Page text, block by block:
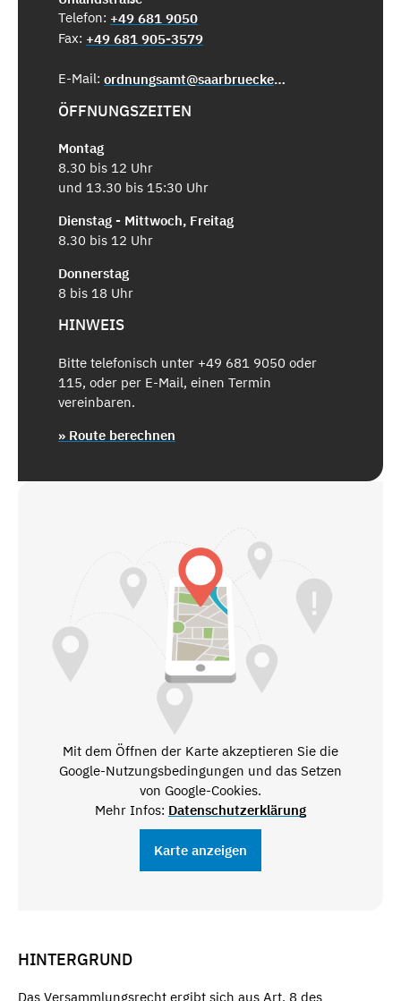
Telefon: +49 681 9050
Fax: +49 681 905-3579
E-Mail: ordnungsamt@saarbruecken.de
ÖFFNUNGSZEITEN
Montag
8.30 bis 12 Uhr
und 13.30 bis 15:30 Uhr
Dienstag - Mittwoch, Freitag
8.30 bis 12 Uhr
Donnerstag
8 bis 18 Uhr
HINWEIS
Bitte telefonisch unter +49 681 9050 oder
115, oder per E-Mail, einen Termin
vereinbaren.
» Route berechnen
Mit dem Öffnen der Karte akzeptieren Sie die
Google-Nutzungsbedingungen und das Setzen
von Google-Cookies.
Mehr Infos: Datenschutzerklärung
Karte anzeigen
HINTERGRUND
Das Versammlungsrecht ergibt sich aus Art. 8 des